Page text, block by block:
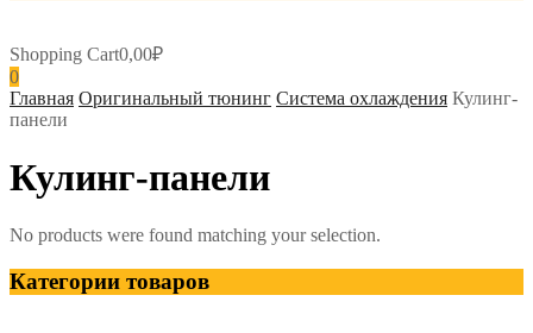
Shopping Cart0,00₽
0
Главная Оригинальный тюнинг Система охлаждения Кулинг-
панели
Кулинг-панели
No products were found matching your selection.
Категории товаров